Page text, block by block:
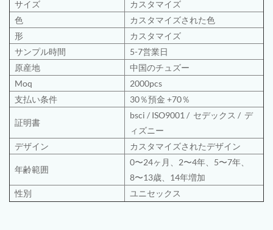
サイズ
カスタマイズ
色
カスタマイズされた色
形
カスタマイズ
サンプル時間
5-7営業日
原産地
中国のチュズー
Moq
2000pcs
支払い条件
30％預金 +70％
証明書
bsci / ISO9001 / セデックス / デ
ィズニー
デザイン
カスタマイズされたデザイン
年齢範囲
0〜24ヶ月、2〜4年、5〜7年、
8〜13歳、14年増加
性別
ユニセックス